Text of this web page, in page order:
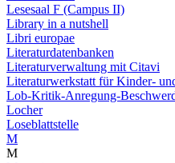
Lesesaal F (Campus II)
Library in a nutshell
Libri europae
Literaturdatenbanken
Literaturverwaltung mit Citavi
Literaturwerkstatt für Kinder-
Lob-Kritik-Anregung-
Locher
Loseblattstelle
M
M